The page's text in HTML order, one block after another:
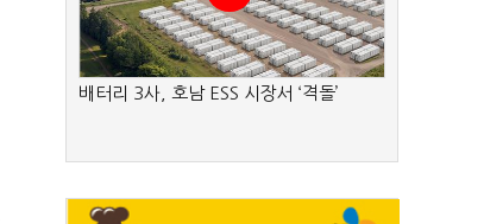
배터리 3사, 호남 ESS 시장서 ‘격돌’